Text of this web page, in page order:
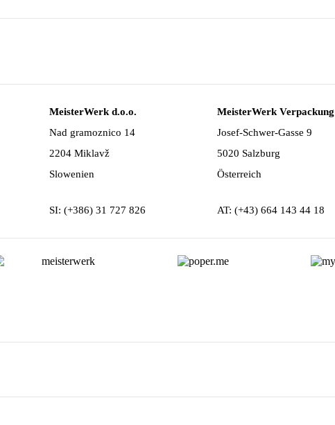
MeisterWerk d.o.o.
Nad gramoznico 14
2204 Miklavž
Slowenien
SI: (+386) 31 727 826
MeisterWerk Verpackung
Josef-Schwer-Gasse 9
5020 Salzburg
Österreich
AT: (+43) 664 143 44 18​